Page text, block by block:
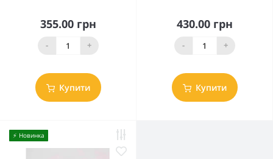
355.00 грн
- +
Купити
430.00 грн
- +
Купити
⚡️ Новинка